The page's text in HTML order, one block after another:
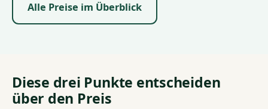
Alle Preise im Überblick
Diese drei Punkte entscheiden
über den Preis